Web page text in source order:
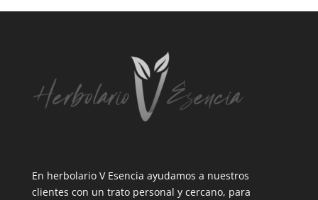
En herbolario V Esencia ayudamos a nuestros
clientes con un trato personal y cercano, para